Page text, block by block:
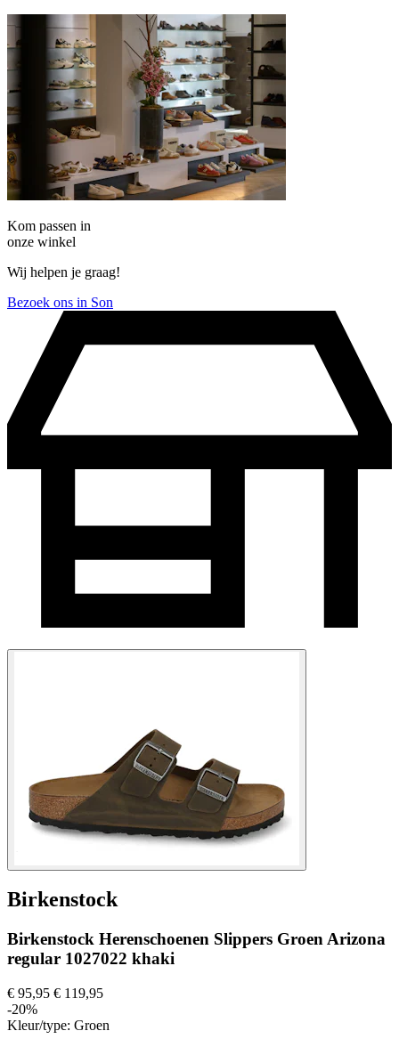
Kom passen in
onze winkel
Wij helpen je graag!
Bezoek ons in Son
Birkenstock
Birkenstock Herenschoenen Slippers Groen Arizona
regular 1027022 khaki
€ 95,95 € 119,95
-20%
Kleur/type: Groen